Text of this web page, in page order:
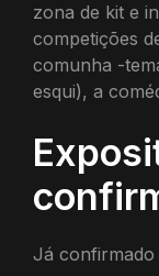
zona de kit e
competições
comunha -
esqui), a
Já